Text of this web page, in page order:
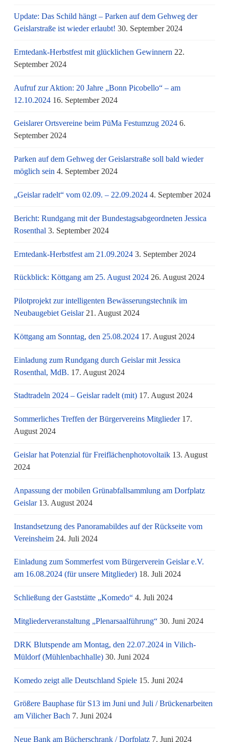
Update: Das Schild hängt – Parken auf dem Gehweg der
Geislarstraße ist wieder erlaubt! 30. September 2024
Erntedank-Herbstfest mit glücklichen Gewinnern 22.
September 2024
Aufruf zur Aktion: 20 Jahre „Bonn Picobello“ – am
12.10.2024 16. September 2024
Geislarer Ortsvereine beim PüMa Festumzug 2024 6.
September 2024
Parken auf dem Gehweg der Geislarstraße soll bald wieder
möglich sein 4. September 2024
„Geislar radelt“ vom 02.09. – 22.09.2024 4. September 2024
Bericht: Rundgang mit der Bundestagsabgeordneten Jessica
Rosenthal 3. September 2024
Erntedank-Herbstfest am 21.09.2024 3. September 2024
Rückblick: Köttgang am 25. August 2024 26. August 2024
Pilotprojekt zur intelligenten Bewässerungstechnik im
Neubaugebiet Geislar 21. August 2024
Köttgang am Sonntag, den 25.08.2024 17. August 2024
Einladung zum Rundgang durch Geislar mit Jessica
Rosenthal, MdB. 17. August 2024
Stadtradeln 2024 – Geislar radelt (mit) 17. August 2024
Sommerliches Treffen der Bürgervereins Mitglieder 17.
August 2024
Geislar hat Potenzial für Freiflächenphotovoltaik 13. August
2024
Anpassung der mobilen Grünabfallsammlung am Dorfplatz
Geislar 13. August 2024
Instandsetzung des Panoramabildes auf der Rückseite vom
Vereinsheim 24. Juli 2024
Einladung zum Sommerfest vom Bürgerverein Geislar e.V.
am 16.08.2024 (für unsere Mitglieder) 18. Juli 2024
Schließung der Gaststätte „Komedo“ 4. Juli 2024
Mitgliederveranstaltung „Plenarsaalführung“ 30. Juni 2024
DRK Blutspende am Montag, den 22.07.2024 in Vilich-
Müldorf (Mühlenbachhalle) 30. Juni 2024
Komedo zeigt alle Deutschland Spiele 15. Juni 2024
Größere Bauphase für S13 im Juni und Juli / Brü­cken­ar­bei­ten
am Vi­li­cher Bach 7. Juni 2024
Neue Bank am Bücherschrank / Dorfplatz 7. Juni 2024